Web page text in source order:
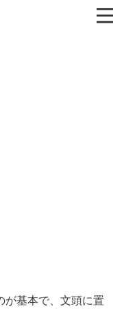
が基本で、文頭に置